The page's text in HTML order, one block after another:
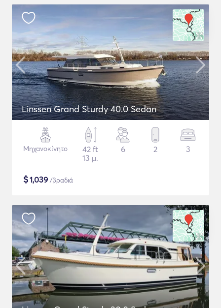
Linssen Grand Sturdy 40.0 Sedan
Μηχανοκίνητο
42 ft
13 μ.
6 2 3
$1,039 /βραδιά